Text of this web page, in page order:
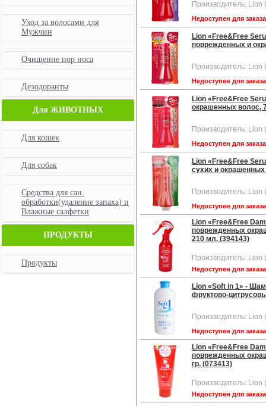
Уход за волосами для
Мужчин
Очищение пор носа
Дезодоранты
Для ЖИВОТНЫХ
Для кошек
Для собак
Средства для сан.
обработки(удаление запаха) и
Влажные салфетки
ПРОДУКТЫ
Продукты
Производитель: Lion
Недоступен для
Lion «Free&Free
поврежденных и
Производитель: Lion
Недоступен для
Lion «Free&Free
окрашенных волос,
Производитель: Lion
Недоступен для
Lion «Free&Free
сухих и
Производитель: Lion
Недоступен для
Lion «Free&Free
поврежденных
210 мл. (394143)
Производитель: Lion
Недоступен для
Lion «Soft in 1» -
фруктово-
Производитель: Lion
Недоступен для
Lion «Free&Free
поврежденных
гр. (073413)
Производитель: Lion
Недоступен для